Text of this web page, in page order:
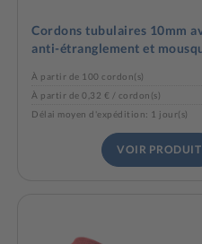
Cordons tubulaires 10mm
anti-étranglement et
À partir de 100 cordon(s)
À partir de 0,32 € / cordon(s)
Délai moyen d'expédition: 1 jour(s)
VOIR PRODUIT